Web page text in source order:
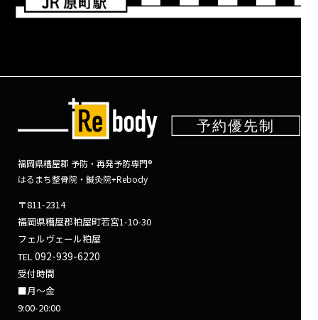
福岡県糟屋郡 予防・再発予防専門®
はるまち整骨院・鍼灸院+Rebody
〒811-2314
福岡県糟屋郡粕屋町若宮1-10-30
フェルヴェール粕屋
TEL092-939-6220
受付時間
■月～金
9:00-20:00